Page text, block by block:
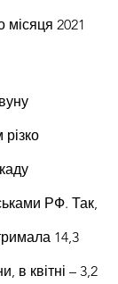
місяця 2021
РФ. Так,
14,3
в квітні – 3,2